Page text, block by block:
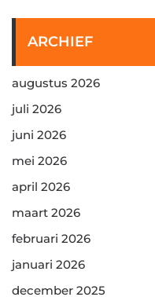
ARCHIEF
augustus 2026
juli 2026
juni 2026
mei 2026
april 2026
maart 2026
februari 2026
januari 2026
december 2025